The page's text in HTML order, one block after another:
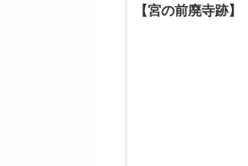
【宮の前廃寺跡】